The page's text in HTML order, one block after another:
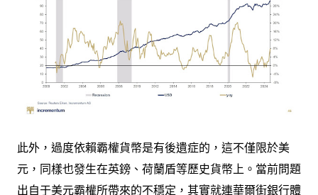
此外，過度依賴霸權貨幣是有後遺症的，這不僅限於美
元，同樣也發生在英鎊、荷蘭盾等歷史貨幣上。當前問題
出自于美元霸權所帶來的不穩定，其實就連華爾街銀行體